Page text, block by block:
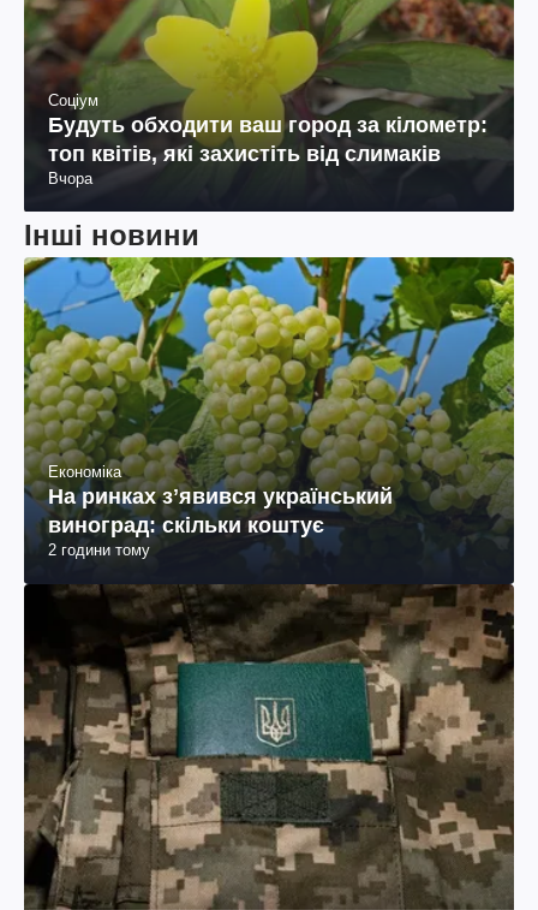
Соціум
Будуть обходити ваш город за кілометр:
топ квітів, які захистіть від слимаків
Вчора
Інші новини
Економіка
На ринках зʼявився український
виноград: скільки коштує
2 години тому